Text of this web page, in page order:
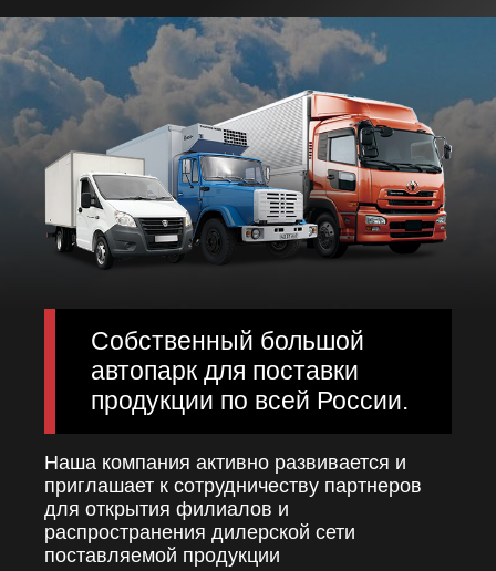
Собственный большой
автопарк для поставки
продукции по всей России.
Наша компания активно развивается и
приглашает к сотрудничеству партнеров
для открытия филиалов и
распространения дилерской сети
поставляемой продукции